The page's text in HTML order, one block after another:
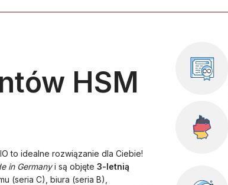
HSM
to idealne rozwiązanie dla Ciebie!
in Germanyi są objęte 3-letnią
(seria C), biura (seria B),